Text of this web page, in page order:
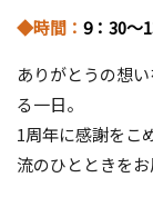
◆時間： 9：30～
ありがとうの想
る一日。
1周年に感謝をこ
流のひとときをお